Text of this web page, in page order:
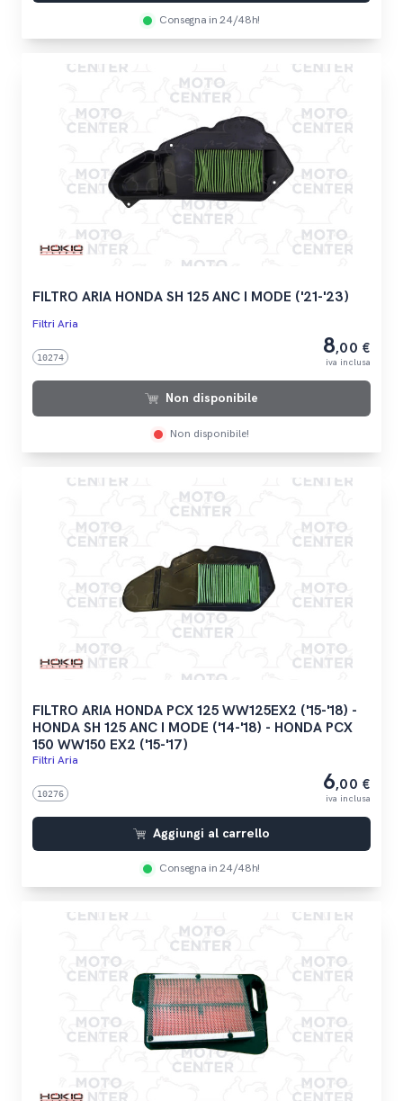
Consegna in 24/48h!
FILTRO ARIA HONDA SH 125 ANC I MODE ('21-'23)
Filtri Aria
10274 8,00 €
iva inclusa
Non disponibile
Non disponibile!
FILTRO ARIA HONDA PCX 125 WW125EX2 ('15-'18) -
HONDA SH 125 ANC I MODE ('14-'18) - HONDA PCX
150 WW150 EX2 ('15-'17)
Filtri Aria
10276 6,00 €
iva inclusa
Aggiungi al carrello
Consegna in 24/48h!